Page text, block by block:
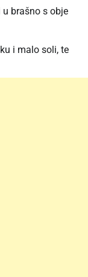
brašno s obje
i malo soli, te